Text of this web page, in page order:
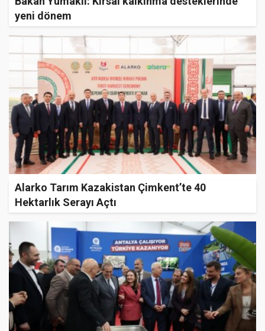
yeni dönem
Alarko Tarım Kazakistan Çimkent’te 40
Hektarlık Serayı Açtı